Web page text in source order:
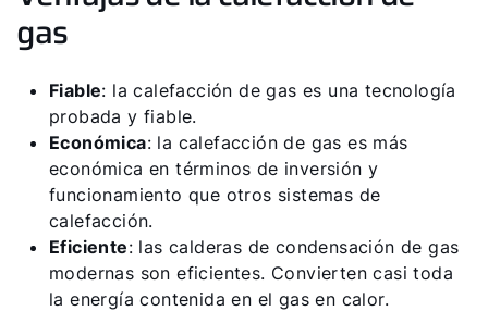
gas
Fiable: la calefacción de gas es una tecnología
probada y fiable.
Económica: la calefacción de gas es más
económica en términos de inversión y
funcionamiento que otros sistemas de
calefacción.
Eficiente: las calderas de condensación de gas
modernas son eficientes. Convierten casi toda
la energía contenida en el gas en calor.
¡Hola!
¿Cómo podemos ayudarte?
Contacto de servicio